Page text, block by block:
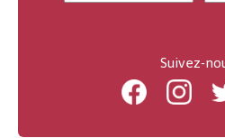
Suivez-
Facebook